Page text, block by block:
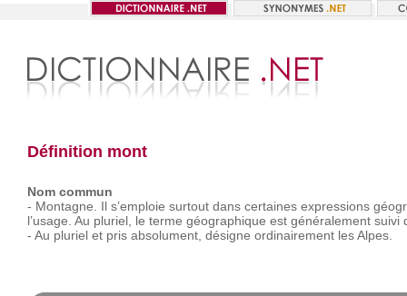
Définition mont
Nom commun
- Montagne. Il s’emploie surtout dans certaines expressions
l’usage. Au pluriel, le terme géographique est généralement suivi
- Au pluriel et pris absolument, désigne ordinairement les Alpes.